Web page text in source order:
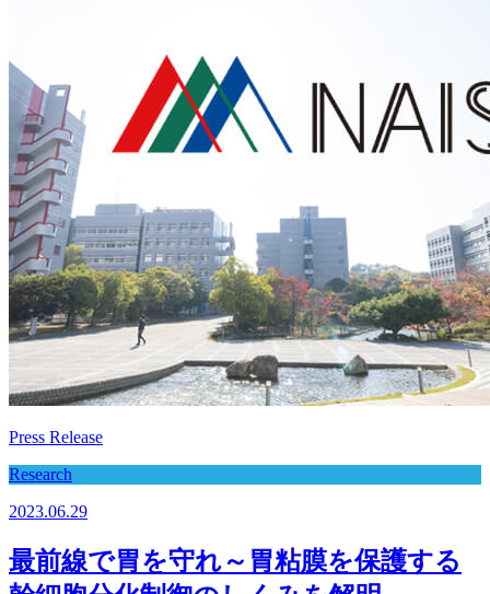
Press Release
Research
2023.06.29
最前線で胃を守れ～胃粘膜を保護する